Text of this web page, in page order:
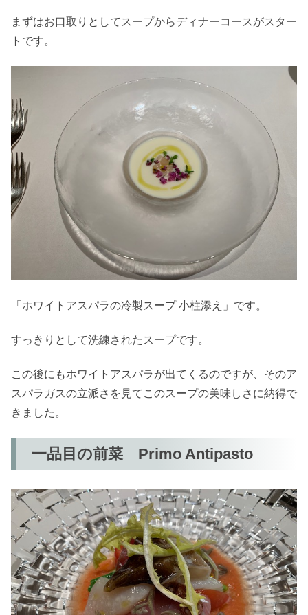
まずはお口取りとしてスープからディナーコースがスター
トです。
「ホワイトアスパラの冷製スープ 小柱添え」です。
すっきりとして洗練されたスープです。
この後にもホワイトアスパラが出てくるのですが、そのア
スパラガスの立派さを見てこのスープの美味しさに納得で
きました。
一品目の前菜 Primo Antipasto